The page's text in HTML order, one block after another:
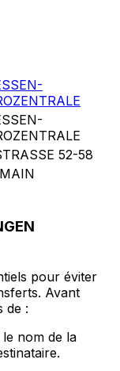
52-58
pour éviter
Avant
de :
nom de la